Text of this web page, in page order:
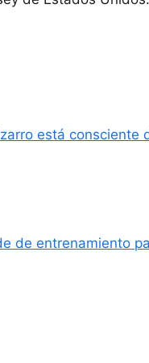
está consciente
de entrenamiento